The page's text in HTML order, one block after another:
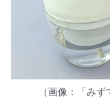
（画像：「み